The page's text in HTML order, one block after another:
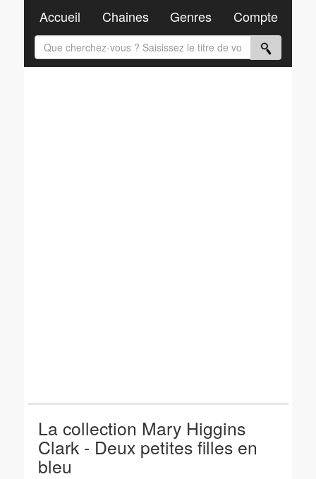
La collection Mary Higgins
Clark - Deux petites filles en
bleu
Accueil Chaines Genres Compte